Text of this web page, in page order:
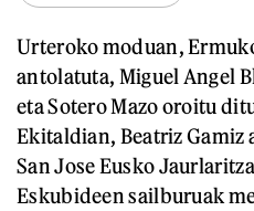
Urteroko moduan,
antolatuta, Miguel Angel
eta Sotero Mazo oroitu
Ekitaldian, Beatriz Gamiz
San Jose Eusko
Eskubideen sailburuak